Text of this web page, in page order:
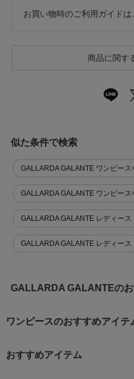
お買い物時のご利用ガイドは
商品に関す
似た条件で検索
GALLARDA GALANTE ワンピー
GALLARDA GALANTE ワンピース
GALLARDA GALANTE レディース
GALLARDA GALANTE レディース
GALLARDA GALANTEの
ワンピースのおすすめアイテ
おすすめアイテム